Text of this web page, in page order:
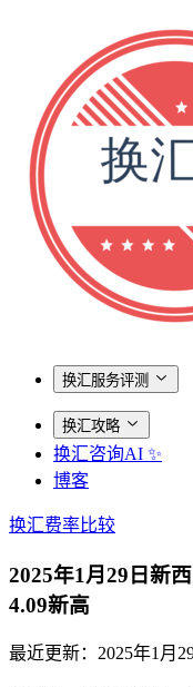
换汇服务评测
换汇攻略
换汇咨询AI ✨
博客
换汇费率比较
2025年1月29日新
4.09新高
最近更新： 2025年1月